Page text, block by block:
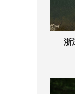
浙